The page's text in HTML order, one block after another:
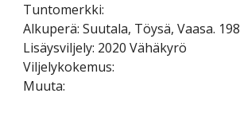
Tuntomerkki:
Alkuperä: Suutala, Töysä, Vaasa. 198
Lisäysviljely: 2020 Vähäkyrö
Viljelykokemus:
Muuta: